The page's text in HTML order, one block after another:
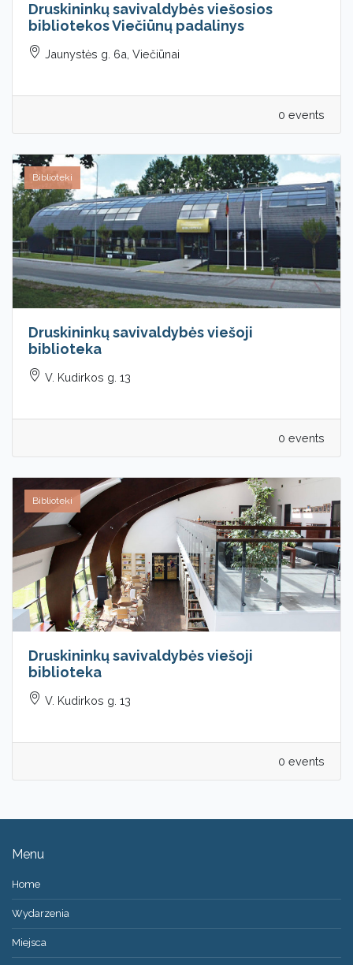
Druskininkų savivaldybės viešosios
bibliotekos Viečiūnų padalinys
Jaunystės g. 6a, Viečiūnai
0 events
Biblioteki
Druskininkų savivaldybės viešoji
biblioteka
V. Kudirkos g. 13
0 events
Biblioteki
Druskininkų savivaldybės viešoji
biblioteka
V. Kudirkos g. 13
0 events
Menu
Home
Wydarzenia
Miejsca